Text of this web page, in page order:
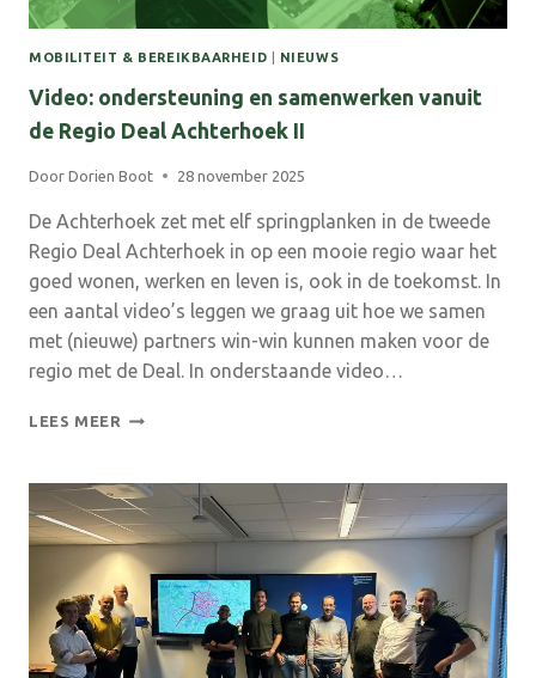
ER
OOK
WAT
AAN
MOBILITEIT & BEREIKBAARHEID NIEUWS
Video: ondersteuning en samenwerken vanuit
de Regio Deal Achterhoek II
Door Dorien Boot 28 november 2025
De Achterhoek zet met elf springplanken in de tweede
Regio Deal Achterhoek in op een mooie regio waar het
goed wonen, werken en leven is, ook in de toekomst. In
een aantal video’s leggen we graag uit hoe we samen
met (nieuwe) partners win-win kunnen maken voor de
regio met de Deal. In onderstaande video…
LEES MEER VIDEO:
SAMENWERKEN
VANUIT
DE
REGIO
DEAL
ACHTERHOEK
II